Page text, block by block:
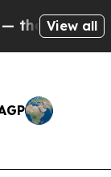
to Cash in
View all